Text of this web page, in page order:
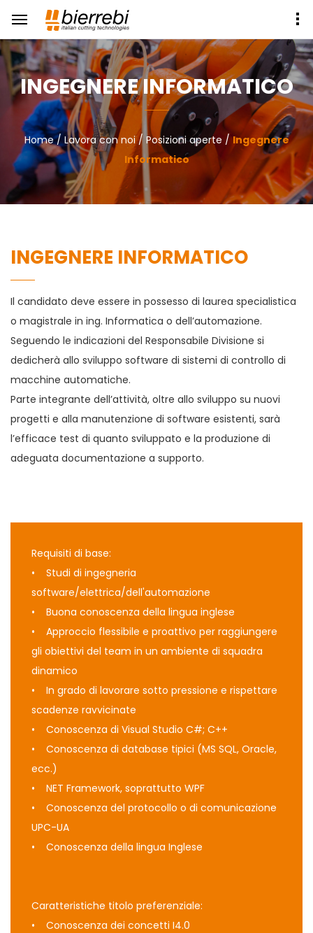
INGEGNERE INFORMATICO
Home/Lavora con noi/Posizioni aperte /Ingegnere
Informatico
INGEGNERE INFORMATICO
Il candidato deve essere in possesso di laurea specialistica
o magistrale in ing. Informatica o dell’automazione.
Seguendo le indicazioni del Responsabile Divisione si
dedicherà allo sviluppo software di sistemi di controllo di
macchine automatiche.
Parte integrante dell’attività, oltre allo sviluppo su nuovi
progetti e alla manutenzione di software esistenti, sarà
l’efficace test di quanto sviluppato e la produzione di
adeguata documentazione a supporto.
Requisiti di base:
• Studi di ingegneria
software/elettrica/dell'automazione
• Buona conoscenza della lingua inglese
• Approccio flessibile e proattivo per raggiungere
gli obiettivi del team in un ambiente di squadra
dinamico
• In grado di lavorare sotto pressione e rispettare
scadenze ravvicinate
• Conoscenza di Visual Studio C#; C++
• Conoscenza di database tipici (MS SQL, Oracle,
ecc.)
• NET Framework, soprattutto WPF
• Conoscenza del protocollo o di comunicazione
UPC-UA
• Conoscenza della lingua Inglese
Caratteristiche titolo preferenziale:
• Conoscenza dei concetti I4.0